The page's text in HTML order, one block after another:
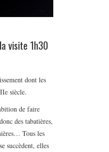
visite 1h30
dont les
siècle.
de faire
des tabatières,
Tous les
succèdent, elles